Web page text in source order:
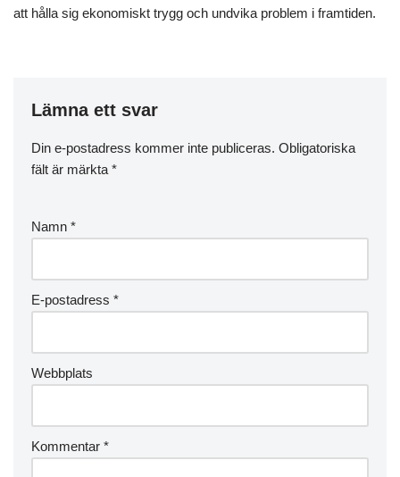
att hålla sig ekonomiskt trygg och undvika problem i framtiden.
Lämna ett svar
Din e-postadress kommer inte publiceras. Obligatoriska
fält är märkta *
Namn *
E-postadress *
Webbplats
Kommentar *